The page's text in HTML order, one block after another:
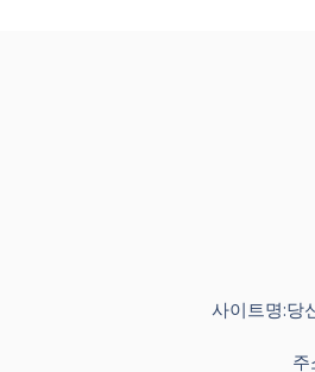
사이트명:당